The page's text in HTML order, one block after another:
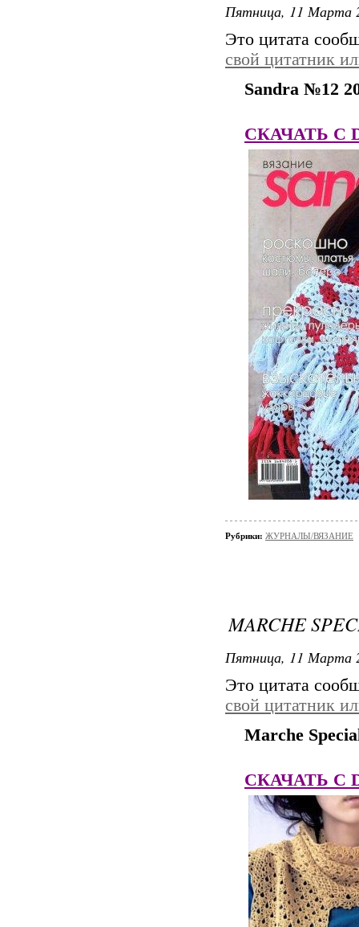
Пятница, 11 Марта
Это цитата
свой цитатник
Sandra №12
СКАЧАТЬ C
Рубрики: ЖУРНАЛЫ/ВЯЗАНИЕ
MARCHE
Пятница, 11 Марта
Это цитата
свой цитатник
Marche
СКАЧАТЬ C